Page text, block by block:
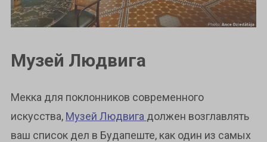
Музей Людвига
Мекка для поклонников современного
искусства, Музей Людвига должен возглавлять
ваш список дел в Будапеште, как один из самых